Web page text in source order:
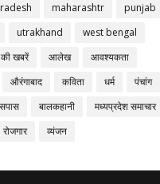
maharashtr
punjab
utrakhand
west bengal
खबरें
आलेख
आवश्यकता
औरंगाबाद कविता धर्म
पंचांग
बालकहानी
मध्यप्रदेश समाचार
रोजगार व्यंजन